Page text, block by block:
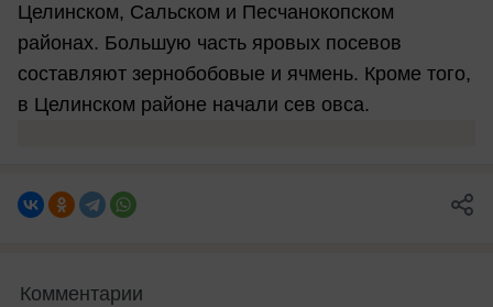
Целинском, Сальском и Песчанокопском
районах. Большую часть яровых посевов
составляют зернобобовые и ячмень. Кроме того,
в Целинском районе начали сев овса.
Комментарии